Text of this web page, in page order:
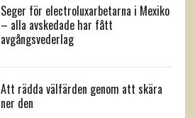
Seger för electroluxarbetarna i Mexiko
– alla avskedade har fått
avgångsvederlag
Att rädda välfärden genom att skära
ner den